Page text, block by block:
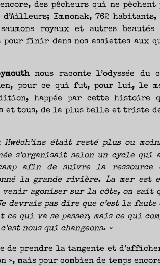
des pêcheurs qui ne pêchent
d’Ailleurs; Emmonak, 762
royaux et autres
pour finir dans nos assiettes aux
nous raconte l’odyssée du
pour ce qui fut, pour lui, le
happée par cette histoire
et tous, de la plus belle et triste
Hwëch’ins était resté plus ou
s’organisait selon un cycle qui
afin de suivre la ressource
la grande rivière. La mer est
venir agoniser sur la côte, on sait
pas dire que c’est la faute
qui va se passer, mais ce qui
nous qui changeons. »
de prendre la tangente et
mais pour combien de temps